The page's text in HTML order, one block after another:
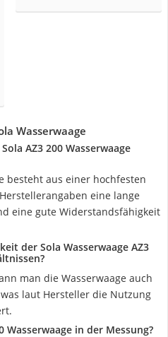
Wasserwaage
AZ3 200 Wasserwaage
besteht aus einer hochfesten
eine lange
eine gute Widerstandsfähigkeit
der Sola Wasserwaage AZ3
man die Wasserwaage auch
laut Hersteller die Nutzung
Wasserwaage in der Messung?